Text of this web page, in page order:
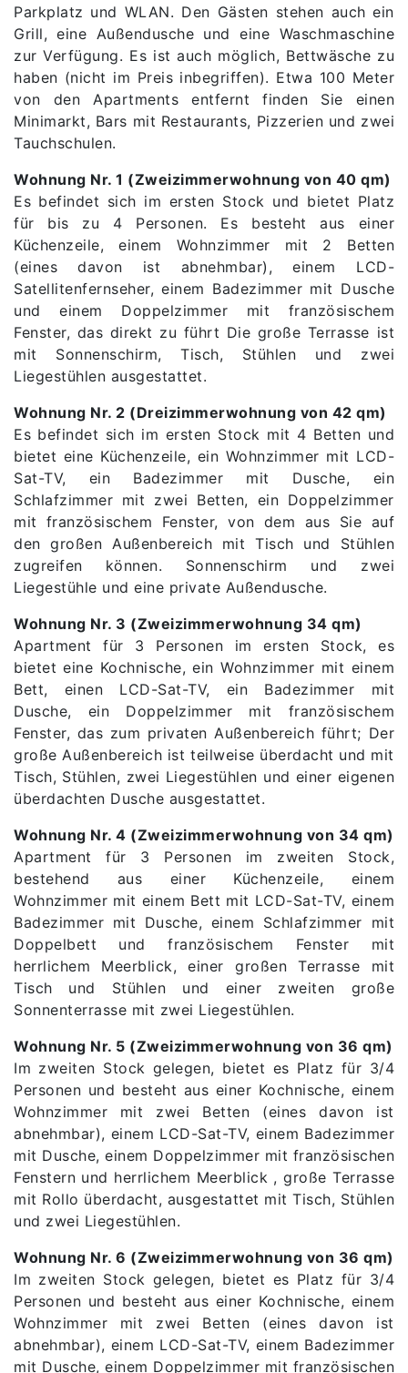
Parkplatz und WLAN. Den Gästen stehen auch ein
Grill, eine Außendusche und eine Waschmaschine
zur Verfügung. Es ist auch möglich, Bettwäsche zu
haben (nicht im Preis inbegriffen). Etwa 100 Meter
von den Apartments entfernt finden Sie einen
Minimarkt, Bars mit Restaurants, Pizzerien und zwei
Tauchschulen.
Wohnung Nr. 1 (Zweizimmerwohnung von 40 qm)
Es befindet sich im ersten Stock und bietet Platz
für bis zu 4 Personen. Es besteht aus einer
Küchenzeile, einem Wohnzimmer mit 2 Betten
(eines davon ist abnehmbar), einem LCD-
Satellitenfernseher, einem Badezimmer mit Dusche
und einem Doppelzimmer mit französischem
Fenster, das direkt zu führt Die große Terrasse ist
mit Sonnenschirm, Tisch, Stühlen und zwei
Liegestühlen ausgestattet.
Wohnung Nr. 2 (Dreizimmerwohnung von 42 qm)
Es befindet sich im ersten Stock mit 4 Betten und
bietet eine Küchenzeile, ein Wohnzimmer mit LCD-
Sat-TV, ein Badezimmer mit Dusche, ein
Schlafzimmer mit zwei Betten, ein Doppelzimmer
mit französischem Fenster, von dem aus Sie auf
den großen Außenbereich mit Tisch und Stühlen
zugreifen können. Sonnenschirm und zwei
Liegestühle und eine private Außendusche.
Wohnung Nr. 3 (Zweizimmerwohnung 34 qm)
Apartment für 3 Personen im ersten Stock, es
bietet eine Kochnische, ein Wohnzimmer mit einem
Bett, einen LCD-Sat-TV, ein Badezimmer mit
Dusche, ein Doppelzimmer mit französischem
Fenster, das zum privaten Außenbereich führt; Der
große Außenbereich ist teilweise überdacht und mit
Tisch, Stühlen, zwei Liegestühlen und einer eigenen
überdachten Dusche ausgestattet.
Wohnung Nr. 4 (Zweizimmerwohnung von 34 qm)
Apartment für 3 Personen im zweiten Stock,
bestehend aus einer Küchenzeile, einem
Wohnzimmer mit einem Bett mit LCD-Sat-TV, einem
Badezimmer mit Dusche, einem Schlafzimmer mit
Doppelbett und französischem Fenster mit
herrlichem Meerblick, einer großen Terrasse mit
Tisch und Stühlen und einer zweiten große
Sonnenterrasse mit zwei Liegestühlen.
Wohnung Nr. 5 (Zweizimmerwohnung von 36 qm)
Im zweiten Stock gelegen, bietet es Platz für 3/4
Personen und besteht aus einer Kochnische, einem
Wohnzimmer mit zwei Betten (eines davon ist
abnehmbar), einem LCD-Sat-TV, einem Badezimmer
mit Dusche, einem Doppelzimmer mit französischen
Fenstern und herrlichem Meerblick , große Terrasse
mit Rollo überdacht, ausgestattet mit Tisch, Stühlen
und zwei Liegestühlen.
Wohnung Nr. 6 (Zweizimmerwohnung von 36 qm)
Im zweiten Stock gelegen, bietet es Platz für 3/4
Personen und besteht aus einer Kochnische, einem
Wohnzimmer mit zwei Betten (eines davon ist
abnehmbar), einem LCD-Sat-TV, einem Badezimmer
mit Dusche, einem Doppelzimmer mit französischen